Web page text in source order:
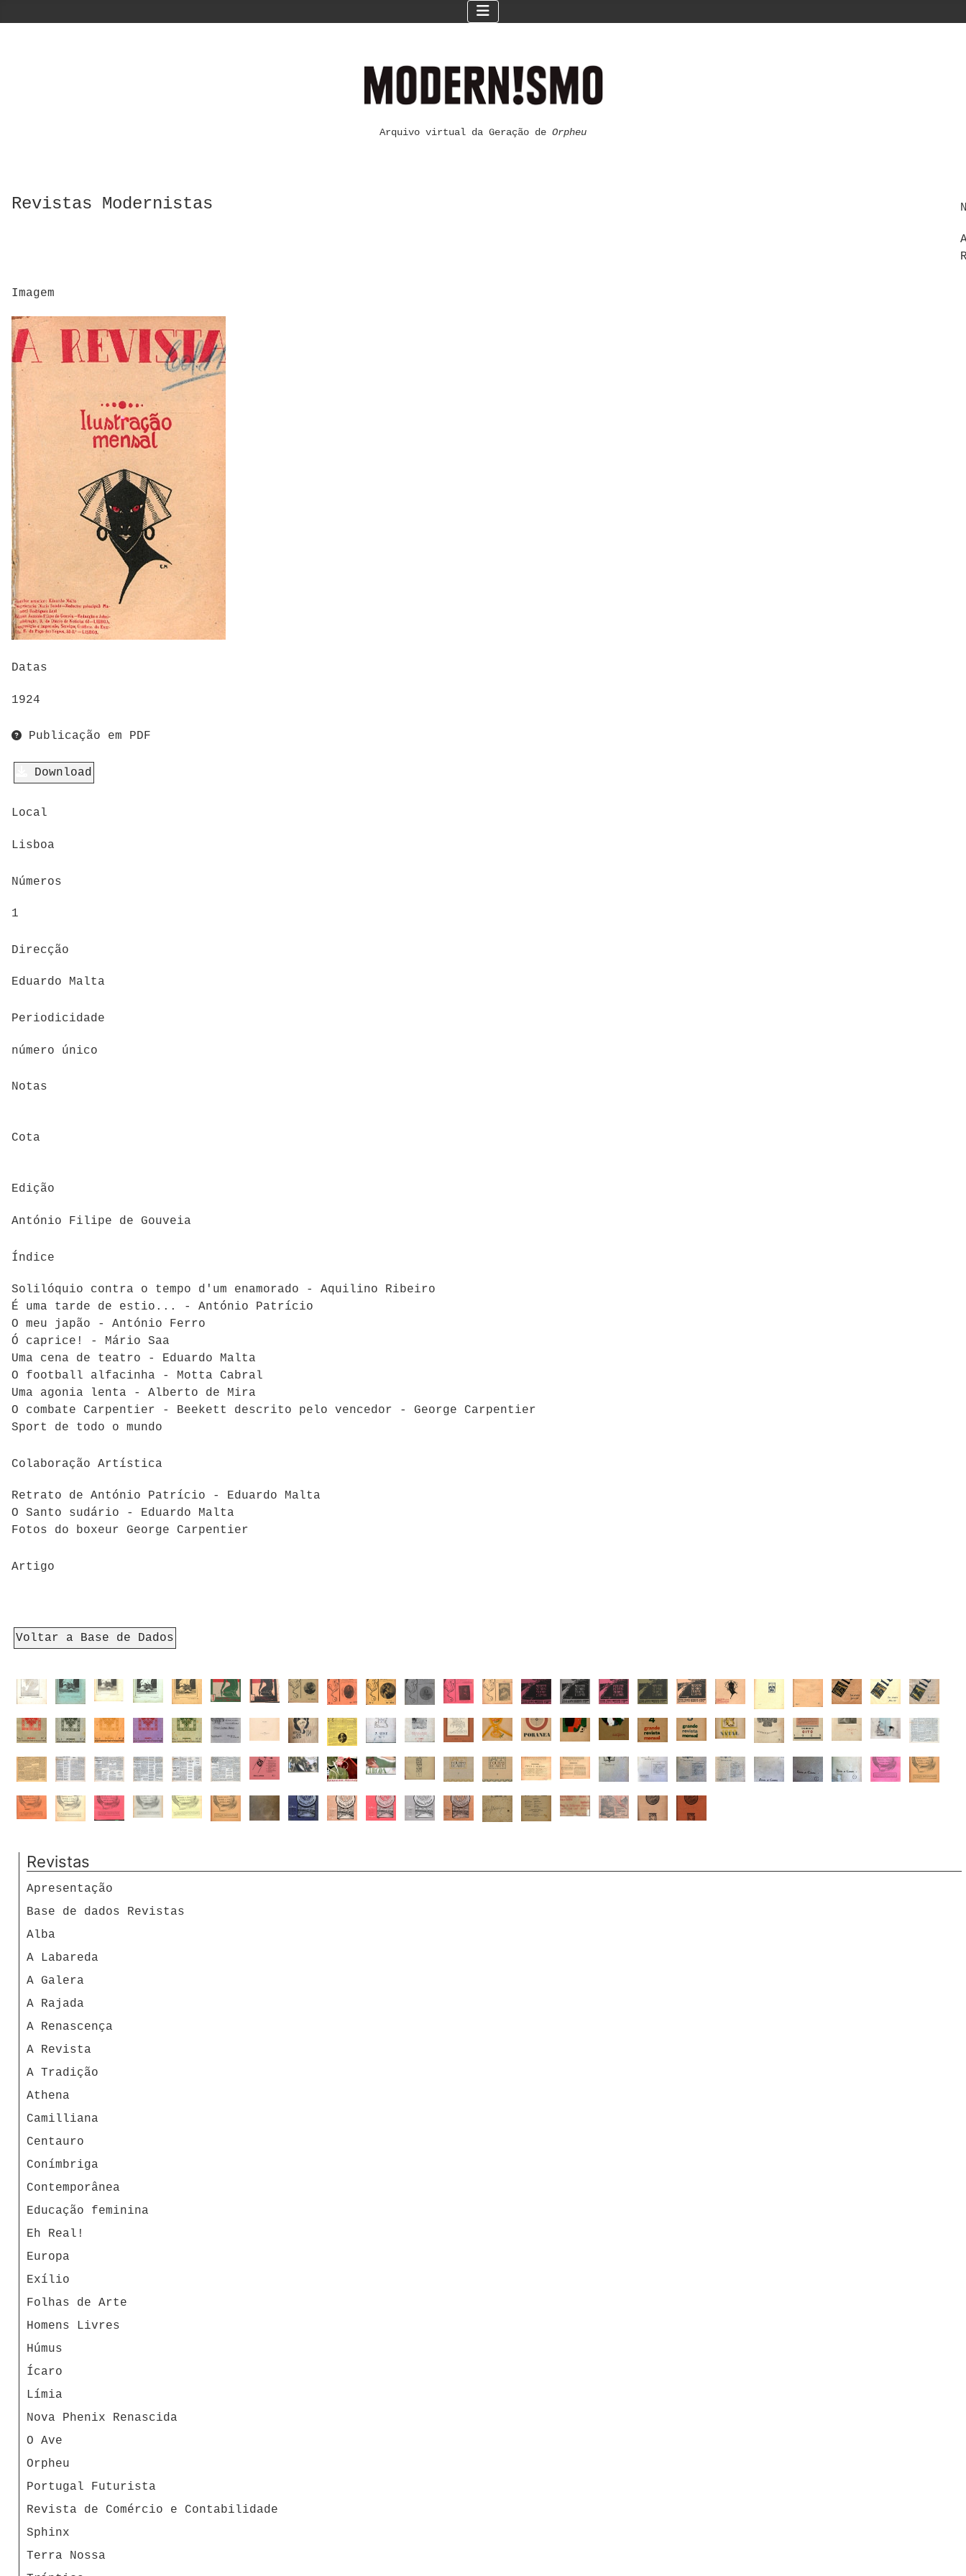
Arquivo virtual da Geração de Orpheu
Revistas Modernistas
Imagem
Datas
1924
Publicação em PDF
Download
Local
Lisboa
Números
1
Direcção
Eduardo Malta
Periodicidade
número único
Notas
Cota
Edição
António Filipe de Gouveia
Índice
Solilóquio contra o tempo d'um enamorado - Aquilino Ribeiro
É uma tarde de estio... - António Patrício
O meu japão - António Ferro
Ó caprice! - Mário Saa
Uma cena de teatro - Eduardo Malta
O football alfacinha - Motta Cabral
Uma agonia lenta - Alberto de Mira
O combate Carpentier - Beekett descrito pelo vencedor - George Carpentier
Sport de todo o mundo
Colaboração Artística
Retrato de António Patrício - Eduardo Malta
O Santo sudário - Eduardo Malta
Fotos do boxeur George Carpentier
Artigo
Voltar a Base de Dados
Revistas
Apresentação
Base de dados Revistas
Alba
A Labareda
A Galera
A Rajada
A Renascença
A Revista
A Tradição
Athena
Camilliana
Centauro
Conímbriga
Contemporânea
Educação feminina
Eh Real!
Europa
Exílio
Folhas de Arte
Homens Livres
Húmus
Ícaro
Límia
Nova Phenix Renascida
O Ave
Orpheu
Portugal Futurista
Revista de Comércio e Contabilidade
Sphinx
Terra Nossa